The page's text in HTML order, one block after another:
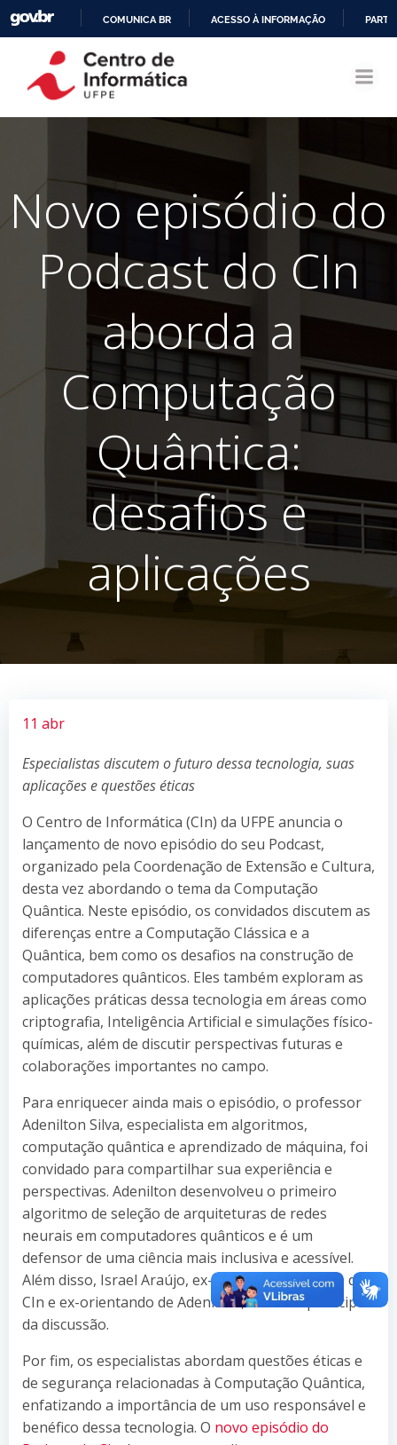
CONTEÚDO
COMUNICA BR ACESSO À INFORMAÇÃO
Novo episódio do
Podcast do CIn
aborda a
Computação
Quântica:
desafios e
aplicações
11 abr
Especialistas discutem o futuro dessa tecnologia, suas
aplicações e questões éticas
O Centro de Informática (CIn) da UFPE anuncia o
lançamento de novo episódio do seu Podcast,
organizado pela Coordenação de Extensão e Cultura,
desta vez abordando o tema da Computação
Quântica. Neste episódio, os convidados discutem as
diferenças entre a Computação Clássica e a
Quântica, bem como os desafios na construção de
computadores quânticos. Eles também exploram as
aplicações práticas dessa tecnologia em áreas como
criptografia, Inteligência Artificial e simulações físico-
químicas, além de discutir perspectivas futuras e
colaborações importantes no campo.
Para enriquecer ainda mais o episódio, o professor
Adenilton Silva, especialista em algoritmos,
computação quântica e aprendizado de máquina, foi
convidado para compartilhar sua experiência e
perspectivas. Adenilton desenvolveu o primeiro
algoritmo de seleção de arquiteturas de redes
neurais em computadores quânticos e é um
defensor de uma ciência mais inclusiva e acessível.
Além disso, Israel Araújo, ex-aluno de doutorado do
CIn e ex-orientando de Adenilton, também participou
da discussão.
Por fim, os especialistas abordam questões éticas e
de segurança relacionadas à Computação Quântica,
enfatizando a importância de um uso responsável e
benéfico dessa tecnologia. O novo episódio do